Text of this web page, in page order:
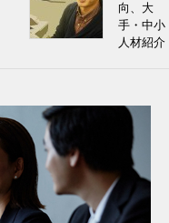
向、大
手・中小
人材紹介